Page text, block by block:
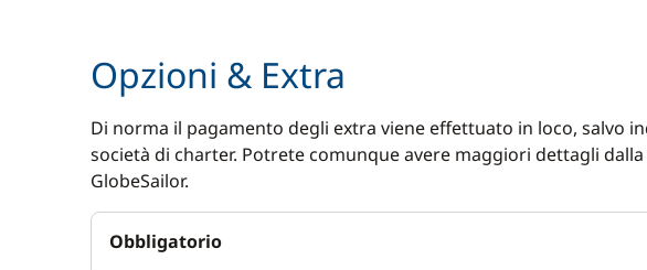
Opzioni & Extra
Di norma il pagamento degli extra viene effettuato in loco, salvo
società di charter. Potrete comunque avere maggiori dettagli
GlobeSailor.
Obbligatorio